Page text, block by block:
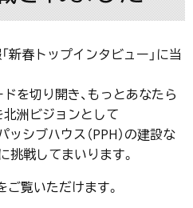
新春トップインタビュー」に当
を切り開き、もっとあなたら
北洲ビジョンとして
シブハウス（PPH）の建設な
挑戦してまいります。
覧いただけます。